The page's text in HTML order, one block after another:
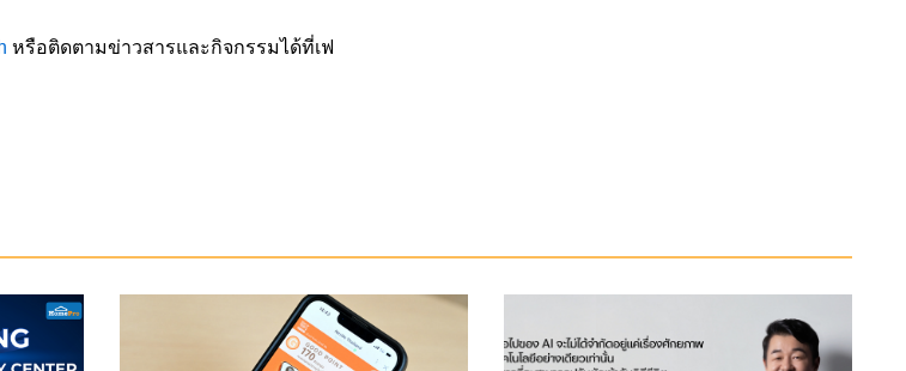
หรือติดตามข่าวสารและกิจกรรมได้ที่เฟ